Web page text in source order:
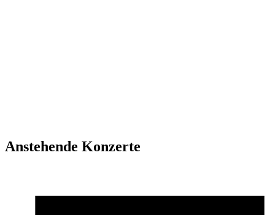
Anstehende Konzerte